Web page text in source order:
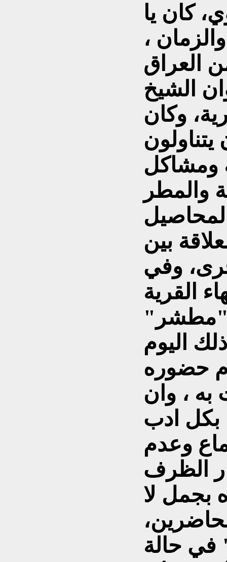
كان يا
،
العراق
الشيخ
وكان
ومشاكل
والمطر
بين
وفي
القرية
"مطشر"
اليوم
حضوره
، وان
بكل ادب
وعدم
الظرف
بجمل لا
في حالة